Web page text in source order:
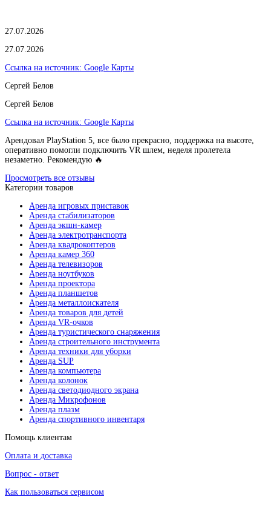
27.07.2026
27.07.2026
Ссылка на источник: Google Карты
Сергей Белов
Сергей Белов
Ссылка на источник: Google Карты
Арендовал PlayStation 5, все было прекрасно, поддержка на высоте,
оперативно помогли подключить VR шлем, неделя пролетела
незаметно. Рекомендую 🔥
Просмотреть все отзывы
Категории товаров
Аренда игровых приставок
Аренда стабилизаторов
Аренда экшн-камер
Аренда электротранспорта
Аренда квадрокоптеров
Аренда камер 360
Аренда телевизоров
Аренда ноутбуков
Аренда проектора
Аренда планшетов
Аренда металлоискателя
Аренда товаров для детей
Аренда VR-очков
Аренда туристического снаряжения
Аренда строительного инструмента
Аренда техники для уборки
Аренда SUP
Аренда компьютера
Аренда колонок
Аренда светодиодного экрана
Аренда Микрофонов
Аренда плазм
Аренда спортивного инвентаря
Помощь клиентам
Оплата и доставка
Вопрос - ответ
Как пользоваться сервисом